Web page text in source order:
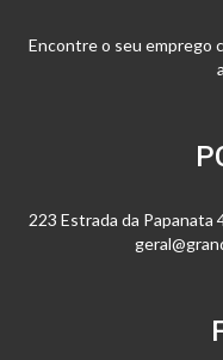
Encontre o seu emprego
223 Estrada da